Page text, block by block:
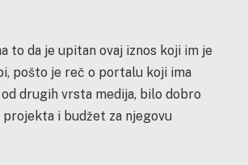
to da je upitan ovaj iznos koji im je
pošto je reč o portalu koji ima
drugih vrsta medija, bilo dobro
i budžet za njegovu